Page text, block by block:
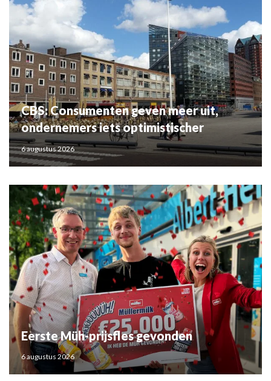
CBS: Consumenten geven meer uit,
ondernemers iets optimistischer
6 augustus 2026
Eerste Müh-prijsfles gevonden
6 augustus 2026